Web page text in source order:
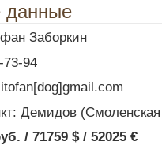
данные
Заборкин
73-94
Демидов
/ 71759 $ / 52025 €